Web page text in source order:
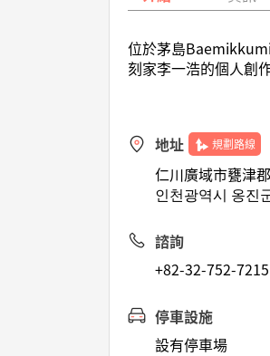
位於茅島
刻家李一浩的個人創
地址 規劃路線
仁川廣域市甕津
인천광역시 옹진
諮詢
+82-32-752-7215
停車設施
設有停車場